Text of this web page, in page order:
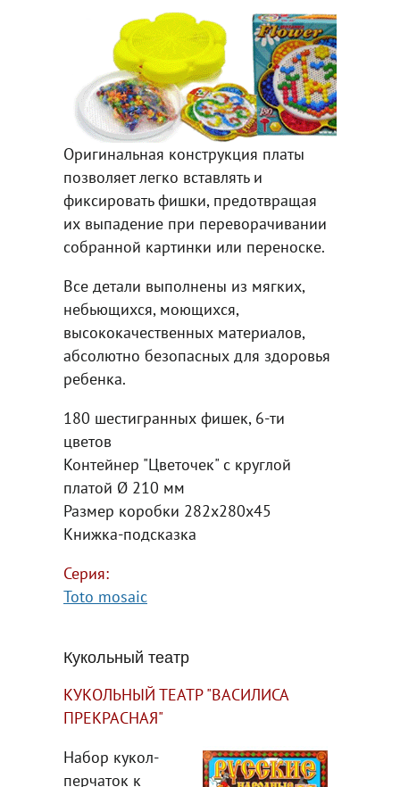
Оригинальная конструкция платы
позволяет легко вставлять и
фиксировать фишки, предотвращая
их выпадение при переворачивании
собранной картинки или переноске.
Все детали выполнены из мягких,
небьющихся, моющихся,
высококачественных материалов,
абсолютно безопасных для здоровья
ребенка.
180 шестигранных фишек, 6-ти
цветов
Контейнер "Цветочек" с круглой
платой Ø 210 мм
Размер коробки 282х280х45
Книжка-подсказка
Серия:
Toto mosaic
Кукольный театр
КУКОЛЬНЫЙ ТЕАТР "ВАСИЛИСА
ПРЕКРАСНАЯ"
Набор кукол-
перчаток к